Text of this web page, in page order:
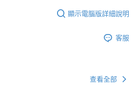
顯示電腦版詳細說明
客服
查看全部